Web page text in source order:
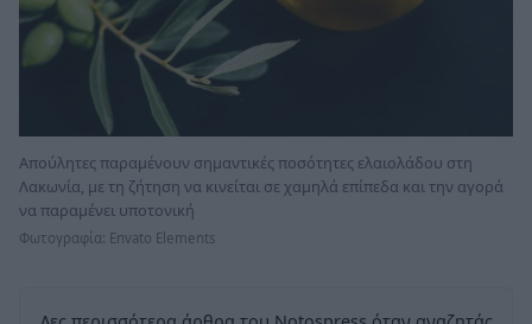
Απούλητες παραμένουν σημαντικές ποσότητες ελαιολάδου στη
Λακωνία, με τη ζήτηση να κινείται σε χαμηλά επίπεδα και την αγορά
να παραμένει υποτονική
Φωτογραφία: Envato Elements